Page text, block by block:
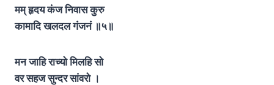
मम् हृदय कंज निवास कुरु
कामादि खलदल गंजनं॥५॥
मन जाहि राच्यो मिलहि सो
वर सहज सुन्दर सांवरो ।